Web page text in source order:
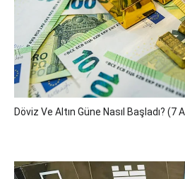
Döviz Ve Altın Güne Nasıl Başladı?